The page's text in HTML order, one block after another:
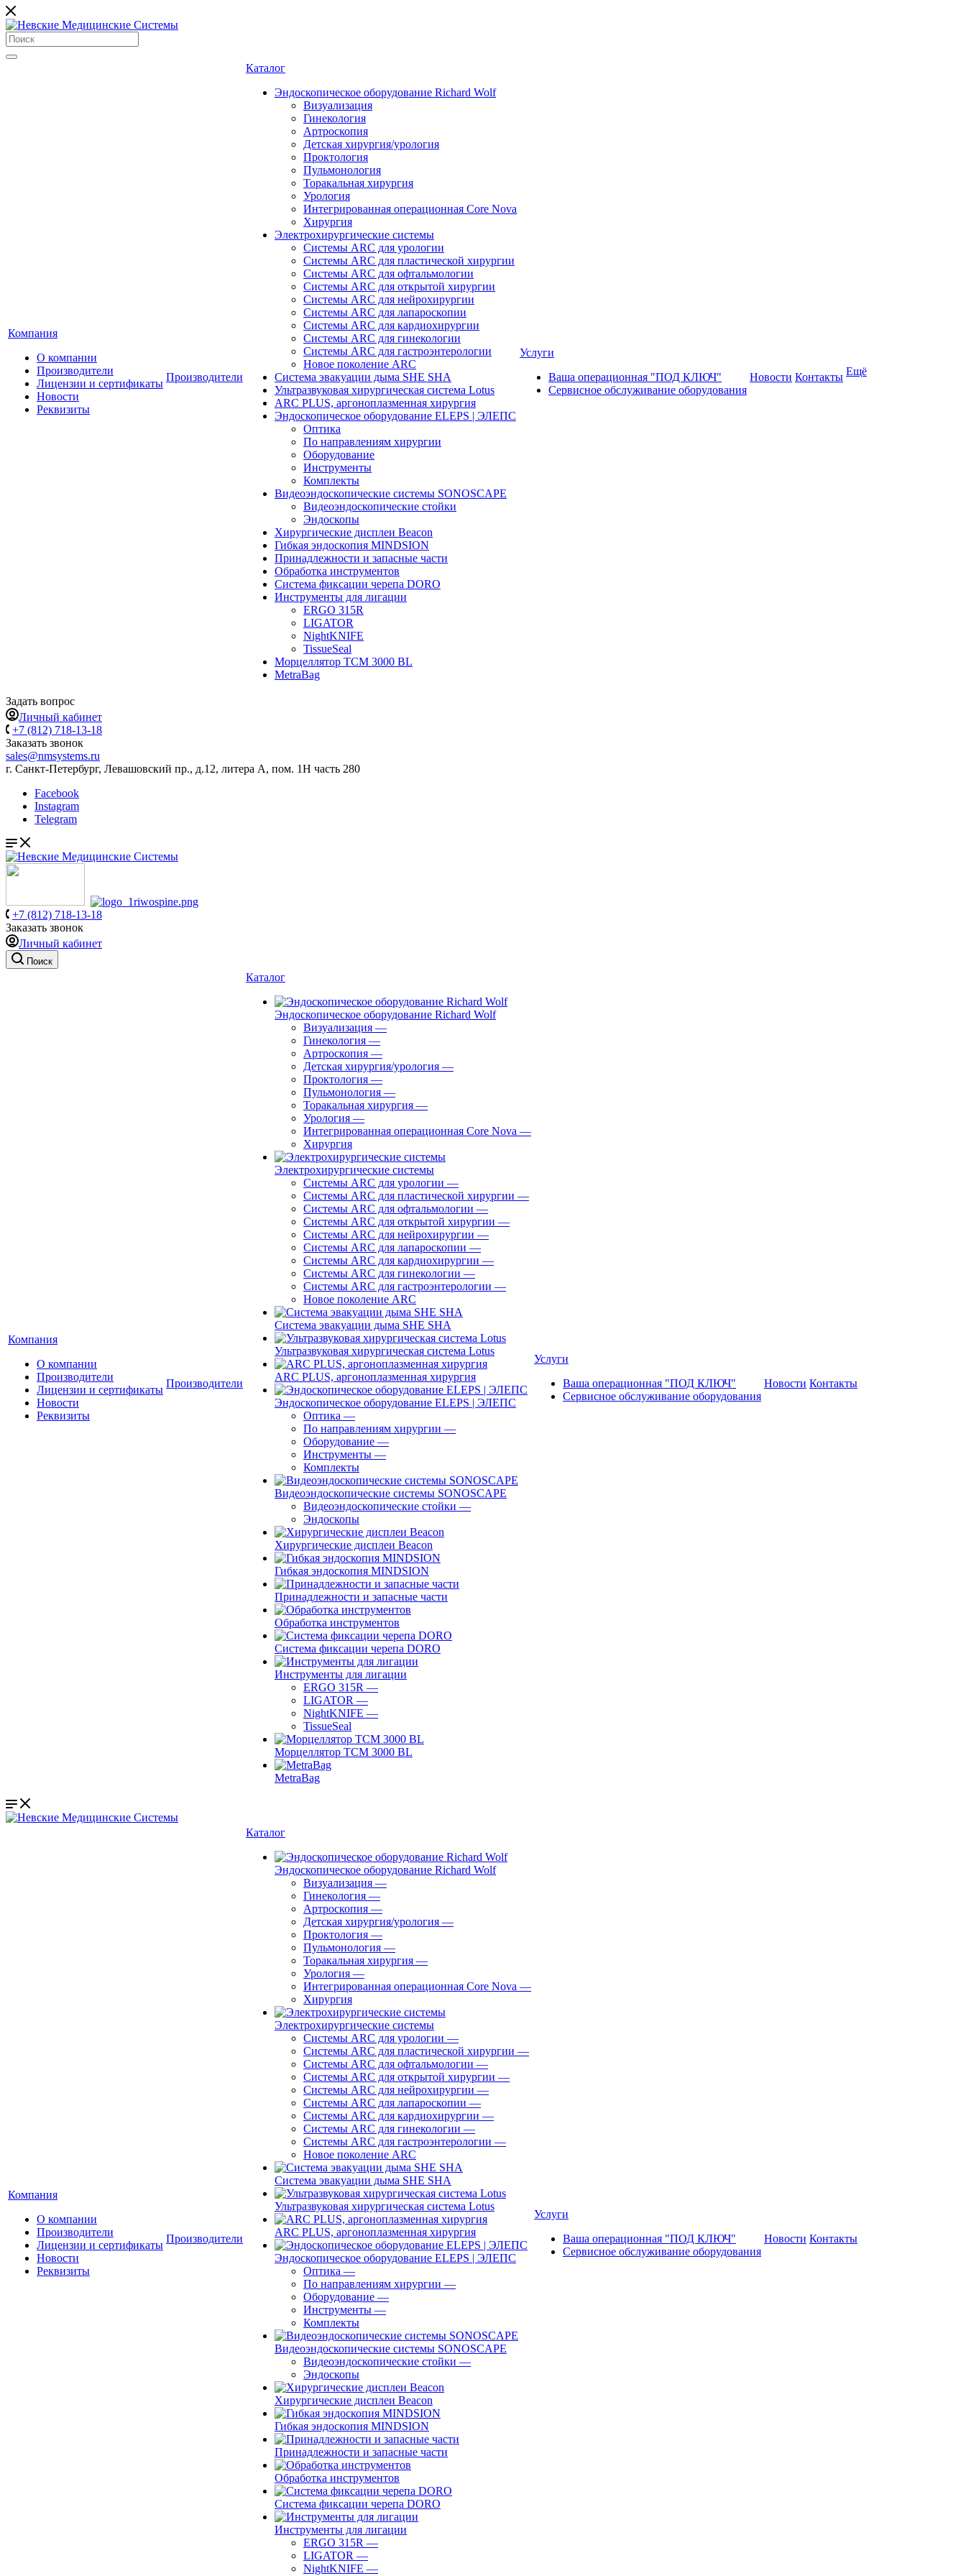
Компания
О компании
Производители
Лицензии и сертификаты
Новости
Реквизиты
Производители
Каталог
Эндоскопическое оборудование Richard Wolf
Визуализация
Гинекология
Артроскопия
Детская хирургия/урология
Проктология
Пульмонология
Торакальная хирургия
Урология
Интегрированная операционная Core Nova
Хирургия
Электрохирургические системы
Системы ARC для урологии
Системы ARC для пластической хирургии
Системы ARC для офтальмологии
Системы ARC для открытой хирургии
Системы ARC для нейрохирургии
Системы ARC для лапароскопии
Системы ARC для кардиохирургии
Системы ARC для гинекологии
Системы ARC для гастроэнтерологии
Новое поколение ARC
Система эвакуации дыма SHE SHA
Ультразвуковая хирургическая система Lotus
ARC PLUS, аргоноплазменная хирургия
Эндоскопическое оборудование ELEPS | ЭЛЕПС
Оптика
По направлениям хирургии
Оборудование
Инструменты
Комплекты
Видеоэндоскопические системы SONOSCAPE
Видеоэндоскопические стойки
Эндоскопы
Хирургические дисплеи Beacon
Гибкая эндоскопия MINDSION
Принадлежности и запасные части
Обработка инструментов
Система фиксации черепа DORO
Инструменты для лигации
ERGO 315R
LIGATOR
NightKNIFE
TissueSeal
Морцеллятор ТСМ 3000 BL
MetraBag
Услуги
Ваша операционная "ПОД КЛЮЧ"
Сервисное обслуживание оборудования
Новости Контакты Ещё
Задать вопрос
Личный кабинет
+7 (812) 718-13-18
Заказать звонок
sales@nmsystems.ru
г. Санкт-Петербург, Левашовский пр., д.12, литера А, пом. 1Н часть 280
Facebook
Instagram
Telegram
+7 (812) 718-13-18
Заказать звонок
Личный кабинет
Поиск
Компания
О компании
Производители
Лицензии и сертификаты
Новости
Реквизиты
Производители
Каталог
Эндоскопическое оборудование Richard Wolf
Визуализация —
Гинекология —
Артроскопия —
Детская хирургия/урология —
Проктология —
Пульмонология —
Торакальная хирургия —
Урология —
Интегрированная операционная Core Nova —
Хирургия
Электрохирургические системы
Системы ARC для урологии —
Системы ARC для пластической хирургии —
Системы ARC для офтальмологии —
Системы ARC для открытой хирургии —
Системы ARC для нейрохирургии —
Системы ARC для лапароскопии —
Системы ARC для кардиохирургии —
Системы ARC для гинекологии —
Системы ARC для гастроэнтерологии —
Новое поколение ARC
Система эвакуации дыма SHE SHA
Ультразвуковая хирургическая система Lotus
ARC PLUS, аргоноплазменная хирургия
Эндоскопическое оборудование ELEPS | ЭЛЕПС
Оптика —
По направлениям хирургии —
Оборудование —
Инструменты —
Комплекты
Видеоэндоскопические системы SONOSCAPE
Видеоэндоскопические стойки —
Эндоскопы
Хирургические дисплеи Beacon
Гибкая эндоскопия MINDSION
Принадлежности и запасные части
Обработка инструментов
Система фиксации черепа DORO
Инструменты для лигации
ERGO 315R —
LIGATOR —
NightKNIFE —
TissueSeal
Морцеллятор ТСМ 3000 BL
MetraBag
Услуги
Ваша операционная "ПОД КЛЮЧ"
Сервисное обслуживание оборудования
Новости Контакты
Компания
О компании
Производители
Лицензии и сертификаты
Новости
Реквизиты
Производители
Каталог
Эндоскопическое оборудование Richard Wolf
Визуализация —
Гинекология —
Артроскопия —
Детская хирургия/урология —
Проктология —
Пульмонология —
Торакальная хирургия —
Урология —
Интегрированная операционная Core Nova —
Хирургия
Электрохирургические системы
Системы ARC для урологии —
Системы ARC для пластической хирургии —
Системы ARC для офтальмологии —
Системы ARC для открытой хирургии —
Системы ARC для нейрохирургии —
Системы ARC для лапароскопии —
Системы ARC для кардиохирургии —
Системы ARC для гинекологии —
Системы ARC для гастроэнтерологии —
Новое поколение ARC
Система эвакуации дыма SHE SHA
Ультразвуковая хирургическая система Lotus
ARC PLUS, аргоноплазменная хирургия
Эндоскопическое оборудование ELEPS | ЭЛЕПС
Оптика —
По направлениям хирургии —
Оборудование —
Инструменты —
Комплекты
Видеоэндоскопические системы SONOSCAPE
Видеоэндоскопические стойки —
Эндоскопы
Хирургические дисплеи Beacon
Гибкая эндоскопия MINDSION
Принадлежности и запасные части
Обработка инструментов
Система фиксации черепа DORO
Инструменты для лигации
ERGO 315R —
LIGATOR —
NightKNIFE —
Услуги
Ваша операционная "ПОД КЛЮЧ"
Сервисное обслуживание оборудования
Новости Контакты